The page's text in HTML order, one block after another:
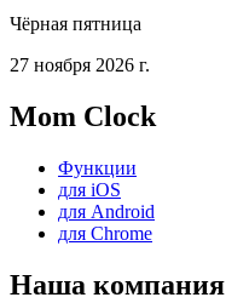
Чёрная пятница
27 ноября 2026 г.
Mom Clock
Функции
для iOS
для Android
для Chrome
Наша компания